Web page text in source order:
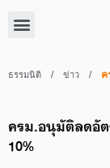
ธรรมนิติ / ข่าว / ค
ครม.อนุมัติลดอัต
10%